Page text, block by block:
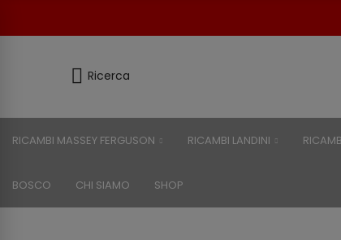
Ricerca
RICAMBI MASSEY FERGUSON RICAMBI LANDINI
BOSCO CHI SIAMO SHOP